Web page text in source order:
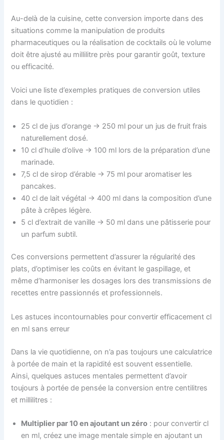
Au-delà de la cuisine, cette conversion importe dans des
situations comme la manipulation de produits
pharmaceutiques ou la réalisation de cocktails où le volume
doit être ajusté au millilitre près pour garantir goût, texture
ou efficacité.
Voici une liste d’exemples pratiques de conversion utiles
dans le quotidien :
25 cl de jus d’orange → 250 ml pour un jus de fruit frais
naturellement dosé.
10 cl d’huile d’olive → 100 ml lors de la préparation d’une
marinade.
7,5 cl de sirop d’érable → 75 ml pour aromatiser les
pancakes.
40 cl de lait végétal → 400 ml dans la composition d’une
pâte à crêpes légère.
5 cl d’extrait de vanille → 50 ml dans une pâtisserie pour
un parfum subtil.
Ces conversions permettent d’assurer la régularité des
plats, d’optimiser les coûts en évitant le gaspillage, et
même d’harmoniser les dosages lors des transmissions de
recettes entre passionnés et professionnels.
Les astuces incontournables pour convertir efficacement cl
en ml sans erreur
Dans la vie quotidienne, on n’a pas toujours une calculatrice
à portée de main et la rapidité est souvent essentielle.
Ainsi, quelques astuces mentales permettent d’avoir
toujours à portée de pensée la conversion entre centilitres
et millilitres :
Multiplier par 10 en ajoutant un zéro : pour convertir cl
en ml, créez une image mentale simple en ajoutant un